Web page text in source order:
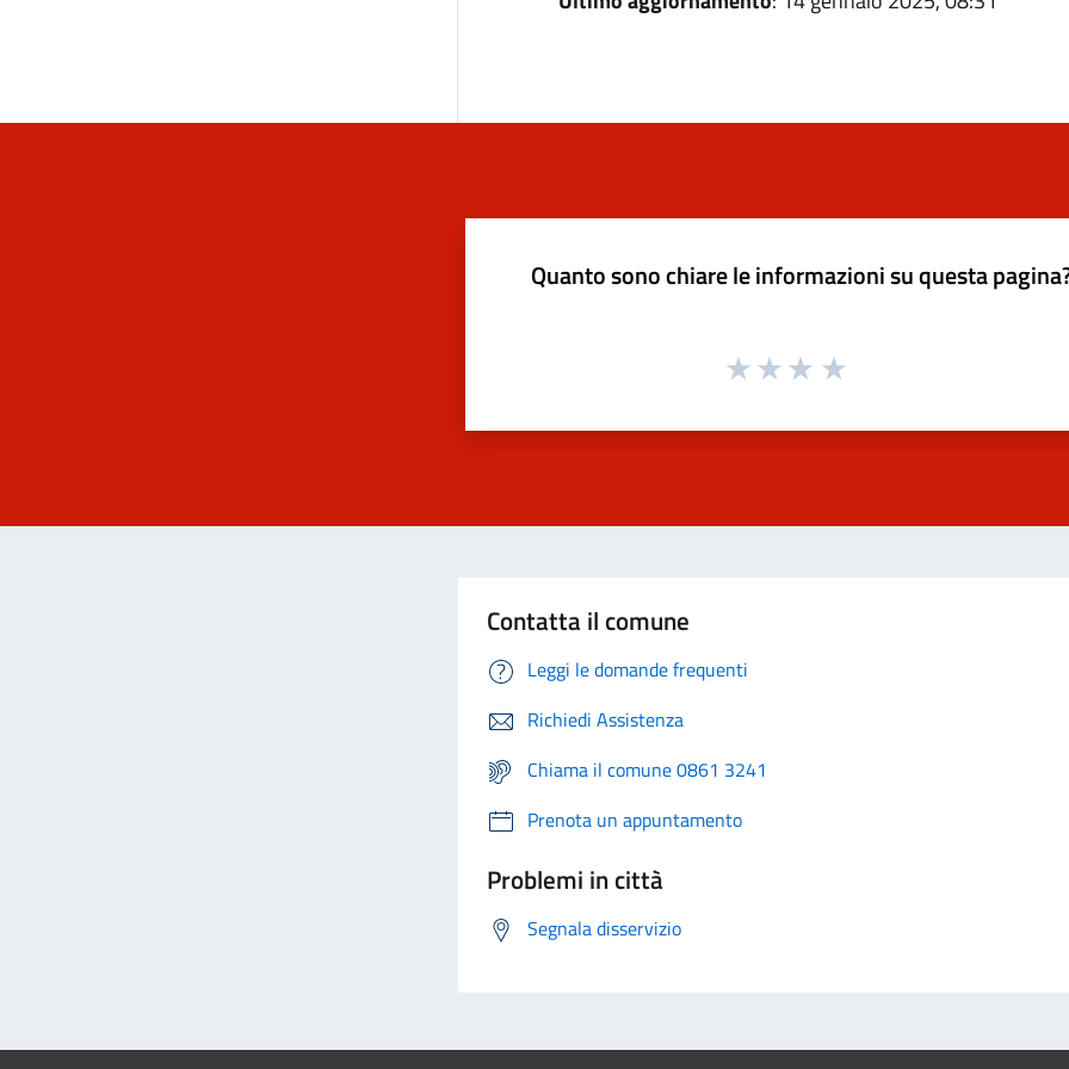
Quanto sono chiare le informazioni su questa
Contatta il comune
Leggi le domande frequenti
Richiedi Assistenza
Chiama il comune 0861 3241
Prenota un appuntamento
Problemi in città
Segnala disservizio